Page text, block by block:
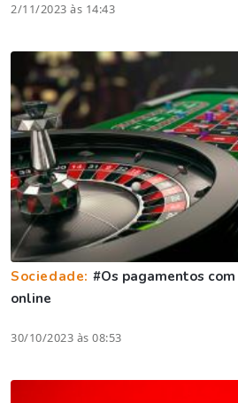
2/11/2023 às 14:43
Sociedade: #Os pagamentos
online
30/10/2023 às 08:53